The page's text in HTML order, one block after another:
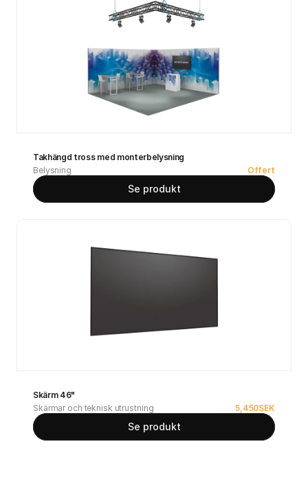
Takhängd tross med monterbelysning
Belysning
Offert
Se produkt
Skärm 46"
Skärmar och teknisk utrustning
5,450SEK
Se produkt